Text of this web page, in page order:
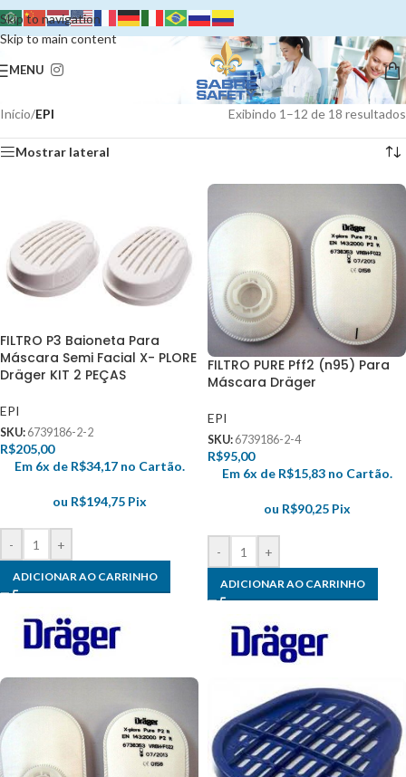
Skip to navigation
Skip to main content
MENU
Início/EPI Exibindo 1–12 de 18 resultados
Mostrar lateral
FILTRO P3 Baioneta Para
Máscara Semi Facial X- PLORE
Dräger KIT 2 PEÇAS
EPI
SKU: 6739186-2-2
R$205,00
Em 6x de R$34,17 no Cartão.
ou R$194,75 Pix
- +
ADICIONAR AO CARRINHO
FILTRO PURE Pff2 (n95) Para
Máscara Dräger
EPI
SKU: 6739186-2-4
R$95,00
Em 6x de R$15,83 no Cartão.
ou R$90,25 Pix
- +
ADICIONAR AO CARRINHO